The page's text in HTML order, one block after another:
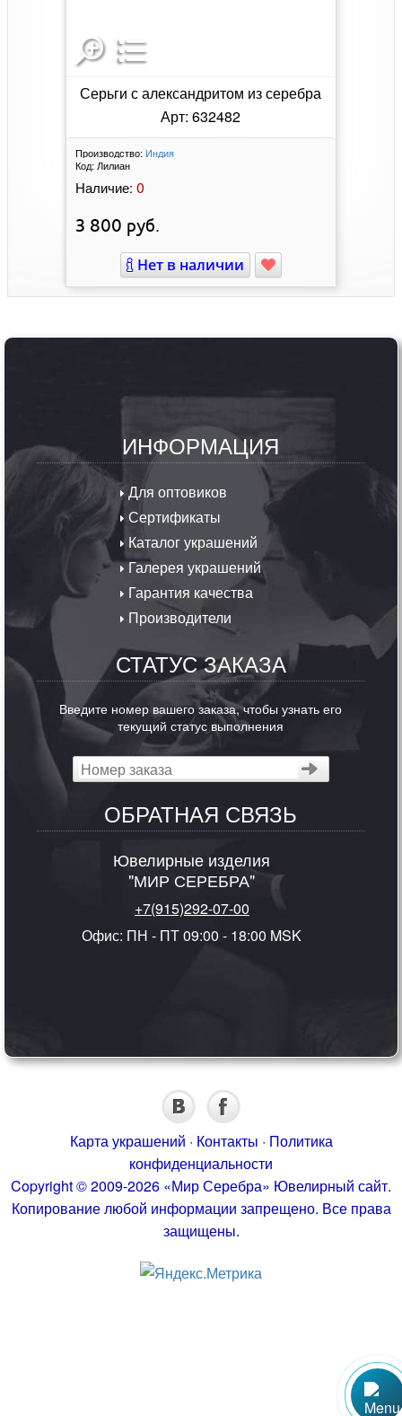
Серьги с александритом из серебра
Арт: 632482
Производство: Индия
Код: Лилиан
Наличие: 0
3 800 руб.
Нет в наличии
ИНФОРМАЦИЯ
Для оптовиков
Сертификаты
Каталог украшений
Галерея украшений
Гарантия качества
Производители
СТАТУС ЗАКАЗА
Введите номер вашего заказа, чтобы узнать его
текущий статус выполнения
ОБРАТНАЯ СВЯЗЬ
Ювелирные изделия
"МИР СЕРЕБРА"
+7(915)292-07-00
Офис: ПН - ПТ 09:00 - 18:00 MSK
Карта украшений · Контакты · Политика
конфиденциальности
Copyright © 2009-2026 «Мир Серебра» Ювелирный сайт.
Копирование любой информации запрещено. Все права
защищены.